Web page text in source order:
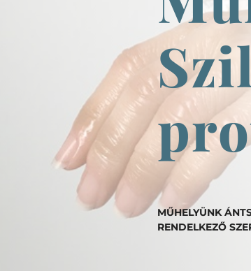
MŰHELYÜNK
RENDELKEZŐ